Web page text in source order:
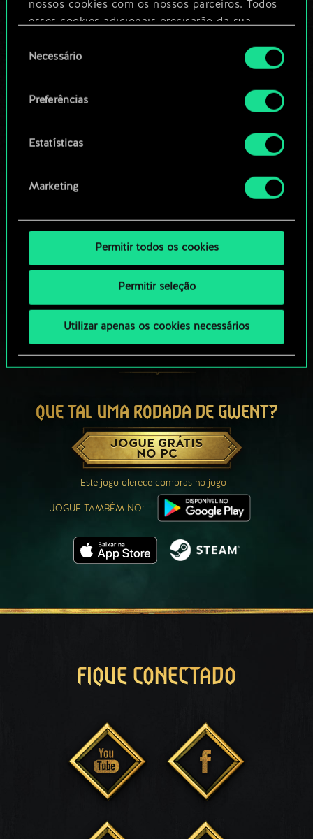
nossos cookies com os nossos parceiros. Todos
esses cookies adicionais precisarão da sua
Você encontrará todos os detalhes sobre o uso
de cookies e poderá ajustar as suas preferências
no menu "Configurações" abaixo.
deNecessário
Preferências
Estatísticas
Marketing
Permitir todos os cookies
Permitir seleção
Utilizar apenas os cookies necessários
comunidade
QUE TAL UMA RODADA DE GWENT?
JOGUE GRÁTIS
NO PC
Este jogo oferece compras no jogo
JOGUE TAMBÉM NO:
FIQUE CONECTADO